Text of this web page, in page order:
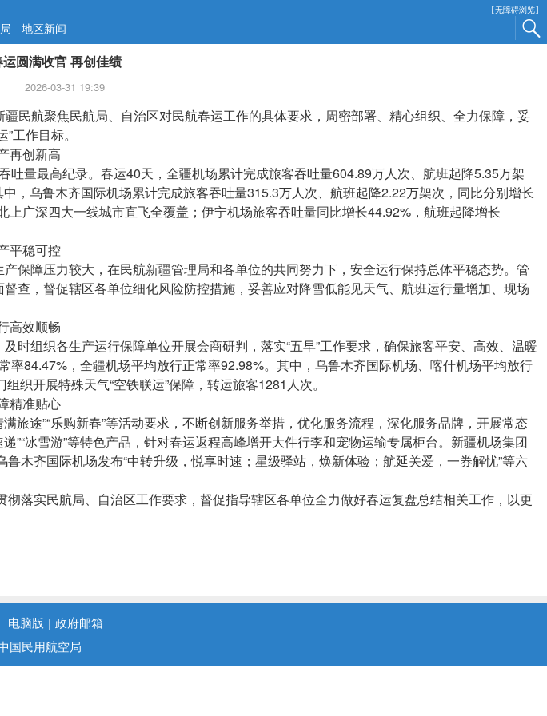
【无障碍浏览】
- 地区新闻
圆满收官 再创佳绩
2026-03-31 19:39
航聚焦民航局、自治区对民航春运工作的具体要求，周密部署、精心组织、全力保障，妥
工作目标。
再创新高
量最高纪录。春运40天，全疆机场累计完成旅客吞吐量604.89万人次、航班起降5.35万架
，乌鲁木齐国际机场累计完成旅客吞吐量315.3万人次、航班起降2.22万架次，同比分别增长
广深四大一线城市直飞全覆盖；伊宁机场旅客吞吐量同比增长44.92%，航班起降增长
平稳可控
障压力较大，在民航新疆管理局和各单位的共同努力下，安全运行保持总体平稳态势。管
查，督促辖区各单位细化风险防控措施，妥善应对降雪低能见天气、航班运行量增加、现场
高效顺畅
组织各生产运行保障单位开展会商研判，落实“五早”工作要求，确保旅客平安、高效、温暖
84.47%，全疆机场平均放行正常率92.98%。其中，乌鲁木齐国际机场、喀什机场平均放行
织开展特殊天气“空铁联运”保障，转运旅客1281人次。
精准贴心
途”“乐购新春”等活动要求，不断创新服务举措，优化服务流程，深化服务品牌，开展常态
”“冰雪游”等特色产品，针对春运返程高峰增开大件行李和宠物运输专属柜台。新疆机场集团
木齐国际机场发布“中转升级，悦享时速；星级驿站，焕新体验；航延关爱，一券解忧”等六
实民航局、自治区工作要求，督促指导辖区各单位全力做好春运复盘总结相关工作，以更
电脑版 | 政府邮箱
国民用航空局